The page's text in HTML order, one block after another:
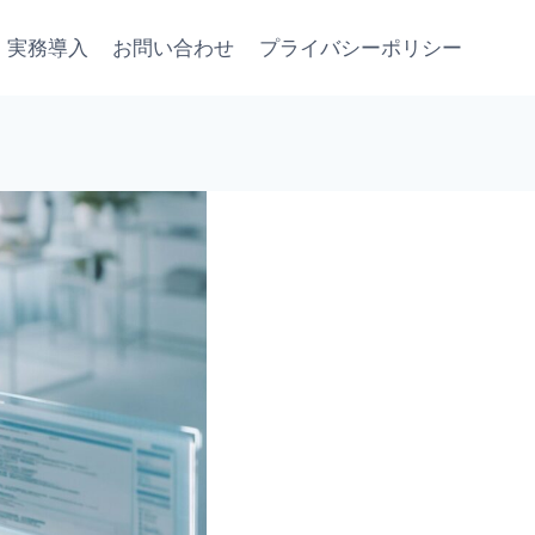
務導入 お問い合わせ プライバシーポリシー